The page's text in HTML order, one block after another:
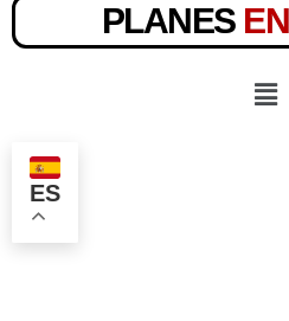
PLANES
ES